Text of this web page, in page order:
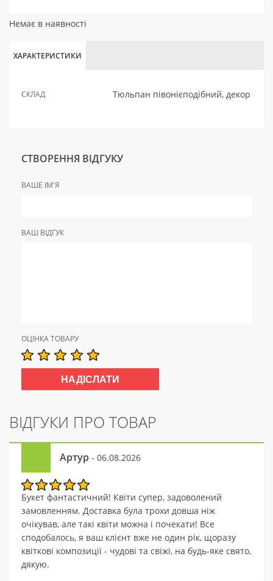
Немає в наявності
ХАРАКТЕРИСТИКИ
СКЛАД Тюльпан півонієподібний, декор
СТВОРЕННЯ ВІДГУКУ
ВАШЕ ІМ'Я
ВАШ ВІДГУК
ОЦІНКА ТОВАРУ
ВІДГУКИ ПРО ТОВАР
Артур - 06.08.2026
Букет фантастичний! Квіти супер, задоволений
замовленням. Доставка була трохи довша ніж
очікував, але такі квіти можна і почекати! Все
сподобалось, я ваш клієнт вже не один рік, щоразу
квіткові композиції - чудові та свіжі, на будь-яке свято,
дякую.